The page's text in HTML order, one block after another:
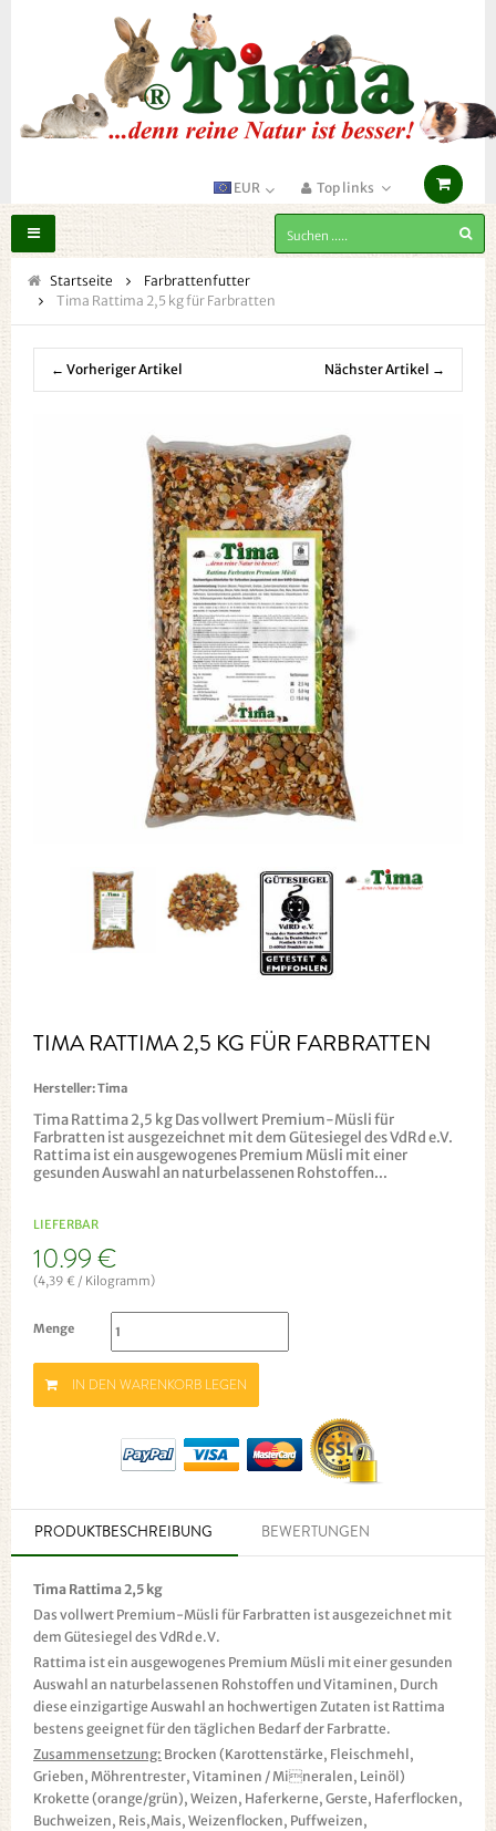
Top links
EUR
Toggle
navigation
Startseite
Farbrattenfutter
Tima Rattima 2,5 kg für Farbratten
← Vorheriger Artikel Nächster Artikel →
TIMA RATTIMA 2,5 KG FÜR FARBRATTEN
Hersteller:Tima
Tima Rattima 2,5 kg Das vollwert Premium-Müsli für
Farbratten ist ausgezeichnet mit dem Gütesiegel des VdRd e.V.
Rattima ist ein ausgewogenes Premium Müsli mit einer
gesunden Auswahl an naturbelassenen Rohstoffen...
LIEFERBAR
10.99 €
(4,39 € / Kilogramm)
Menge
IN DEN WARENKORB LEGEN
PRODUKTBESCHREIBUNG BEWERTUNGEN
Tima Rattima 2,5 kg
Das vollwert Premium-Müsli für Farbratten ist ausgezeichnet mit
dem Gütesiegel des VdRd e.V.
Rattima ist ein ausgewogenes Premium Müsli mit einer gesunden
Auswahl an naturbelassenen Rohstoffen und Vitaminen, Durch
diese einzigartige Auswahl an hochwertigen Zutaten ist Rattima
bestens geeignet für den täglichen Bedarf der Farbratte.
Zusammensetzung: Brocken (Karottenstärke, Fleischmehl,
Grieben, Möhrentrester, Vitaminen / Mineralen, Leinöl)
Krokette (orange/grün), Weizen, Haferkerne, Gerste, Haferflocken,
Buchweizen, Reis,Mais, Weizenflocken, Puffweizen,